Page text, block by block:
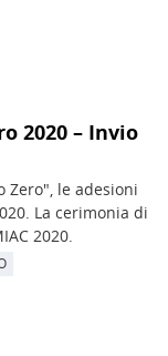
2020 – Invio
Zero", le adesioni
La cerimonia di
2020.